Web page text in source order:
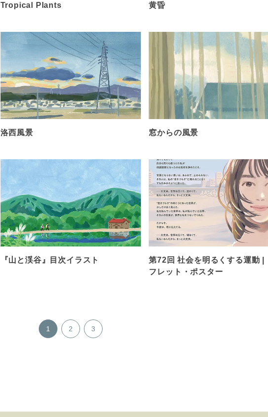
Tropical Plants 黄昏
洛西風景 窓からの風景
『山と渓谷』目次イラスト
第72回 社会を明るくする運動 |
フレット・ポスター
1 2 3